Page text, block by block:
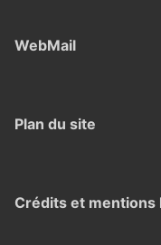
WebMail
Plan du site
Crédits et mentions